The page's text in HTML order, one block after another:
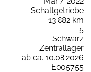
Schaltgetriebe
13.882 km
5
Schwarz
Zentrallager
ab ca. 10.08.2026
E005755